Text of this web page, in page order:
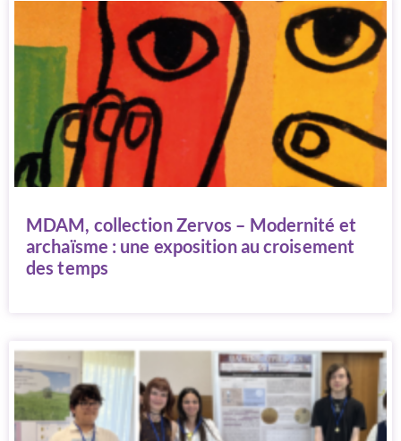
MDAM, collection Zervos – Modernité et
archaïsme : une exposition au croisement
des temps